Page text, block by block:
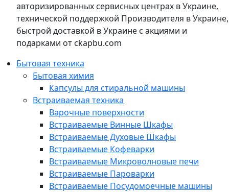
авторизированных сервисных центрах в Украине,
технической поддержкой Производителя в Украине,
быстрой доставкой в Украине с акциями и
подарками от ckapbu.com
Бытовая техника
Бытовая химия
Капсулы для стиральной машины
Встраиваемая техника
Варочные поверхности
Встраиваемые Винные Шкафы
Встраиваемые Духовые Шкафы
Встраиваемые Кофеварки
Встраиваемые Микроволновые печи
Встраиваемые Пароварки
Встраиваемые Посудомоечные машины